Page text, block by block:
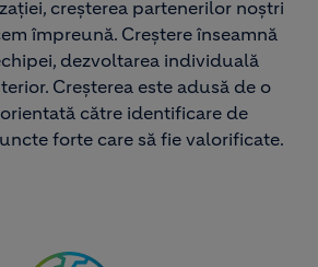
creșterea partenerilor noștri
împreună. Creștere înseamnă
dezvoltarea individuală
Creșterea este adusă de o
către identificare de
forte care să fie valorificate.